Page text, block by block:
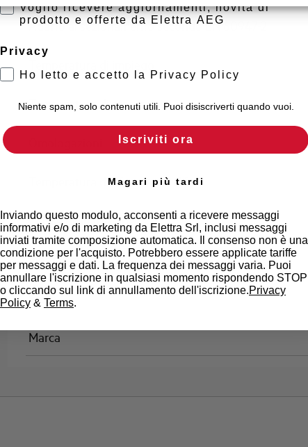
Adatto al sezionamento secondo EN 60947-2
Temperatura di stoccaggio
Temperatura di riferimento (°C)
Classe di limitazione
Montaggio
Stato
Marca
Voglio ricevere aggiornamenti, novità di
prodotto e offerte da Elettra AEG
Privacy
Ho letto e accetto la Privacy Policy
Niente spam, solo contenuti utili. Puoi disiscriverti quando vuoi.
Iscriviti ora
Magari più tardi
Inviando questo modulo, acconsenti a ricevere messaggi
informativi e/o di marketing da Elettra Srl, inclusi messaggi
inviati tramite composizione automatica. Il consenso non è una
condizione per l'acquisto. Potrebbero essere applicate tariffe
per messaggi e dati. La frequenza dei messaggi varia. Puoi
annullare l'iscrizione in qualsiasi momento rispondendo STOP
o cliccando sul link di annullamento dell'iscrizione.Privacy
Policy & Terms.